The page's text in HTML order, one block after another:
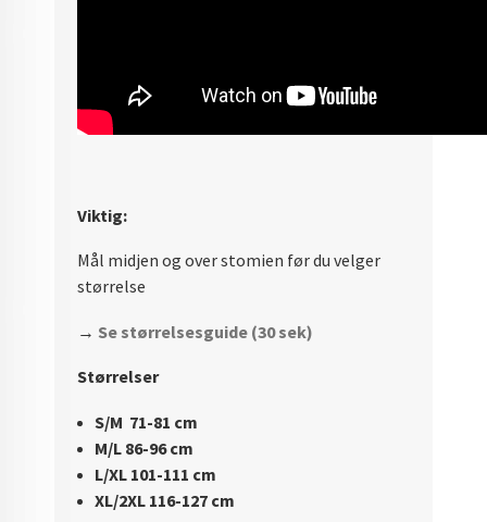
Viktig:
Mål midjen og over stomien før du velger
størrelse
→ Se størrelsesguide (30 sek)
Størrelser
S/M 71-81 cm
M/L 86-96 cm
L/XL 101-111 cm
XL/2XL 116-127 cm